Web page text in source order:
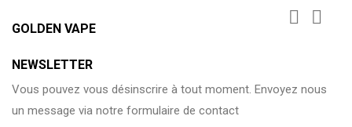
GOLDEN VAPE
 
NEWSLETTER
Vous pouvez vous désinscrire à tout moment. Envoyez nous
un message via notre formulaire de contact